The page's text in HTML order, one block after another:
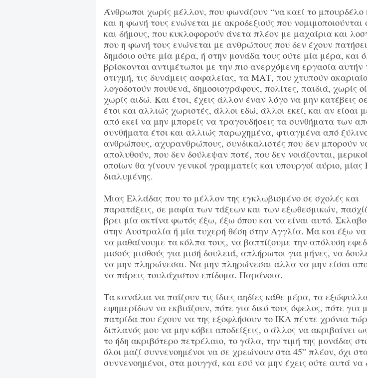
Άνθρωποι χωρίς μέλλον, που φωνάζουν “να καεί το μπουρδέλο
και η φωνή τους ενώνεται με ακροδεξιούς που νομιμοποιούνται
και δήμους, που κυκλοφορούν άνετα πλέον με μαχαίρια και
που η φωνή τους ενώνεται με ανθρώπους που δεν έχουν
δημόσιο ούτε μία μέρα, ή στην μονάδα τους ούτε μία μέρα, και
βρίσκονται αντιμέτωποι με την πιο ανερχόμενη εργασία αυτήν
στιγμή, τις δυνάμεις ασφαλείας, τα ΜΑΤ, που χτυπούν
λογοδοτούν πουθενά, δημοσιογράφους, πολίτες, παιδιά, χωρίς
χωρίς αιδώ. Και έτσι, έχεις άλλον έναν λόγο να μην κατέβεις
έτσι και αλλιώς χωριστές, άλλοι εδώ, άλλοι εκεί, και αν είσαι
από εκεί να μην μπορείς να τραγουδήσεις τα συνθήματα των
συνθήματα έτσι και αλλιώς παρωχημένα, φτιαγμένα από
ανθρώπους, αχυρανθρώπους, συνδικαλιστές που δεν μπορούν
απολυθούν, που δεν δούλεψαν ποτέ, που δεν νοιάζονται,
οποίων θα γίνουν γενικοί γραμματείς και υπουργοί αύριο,
διαλυμένης.
Μιας Ελλάδας που το μέλλον της εγκλωβισμένο σε σχολές και
παρατάξεις, σε μαφία των τάξεων και των εξωθεσμικών,
βρει μία ακτίνα φωτός έξω, έξω όπου και να είναι αυτό.
στην Αυστραλία ή μία τυχερή θέση στην Αγγλία. Μα και έξω να
να μαθαίνουμε τα κόλπα τους, να βαπτίζουμε την απόλυση
μισούς μισθούς για μισή δουλειά, απλήρωτοι για μήνες, να
να μην πληρώνεσαι. Να μην πληρώνεσαι αλλα να μην είσαι
να πάρεις τουλάχιστον επίδομα. Παράνοια.
Τα κανάλια να παίζουν τις ίδιες αηδίες κάθε μέρα, τα
εφημερίδων να εκβιάζουν, πότε για δικό τους όφελος, πότε για
πατρίδα που έχουν να της εξοφλήσουν το ΙΚΑ πέντε χρόνια
διπλανός μου να μην κόβει αποδείξεις, ο άλλος να ακριβαίνει
το ήδη ακριβότερο πετρέλαιο, το γάλα, την τιμή της μονάδας
όλοι μαζί συννενοημένοι να σε χρεώνουν στα 45” πλέον, όχι
συννενοημένοι, στα μουγγά, και εσύ να μην έχεις ούτε αυτά να